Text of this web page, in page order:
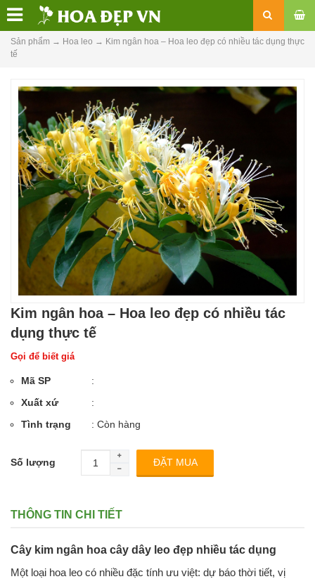
Sản phẩm → Hoa leo → Kim ngân hoa – Hoa leo đẹp có nhiều tác dụng thực
tế
Kim ngân hoa – Hoa leo đẹp có nhiều tác
dụng thực tế
Gọi để biết giá
Mã SP
:
Xuất xứ
:
Tình trạng
: Còn hàng
Số lượng
THÔNG TIN CHI TIẾT
Cây kim ngân hoa cây dây leo đẹp nhiều tác dụng
Một loại hoa leo có nhiều đặc tính ưu việt: dự báo thời tiết, vị